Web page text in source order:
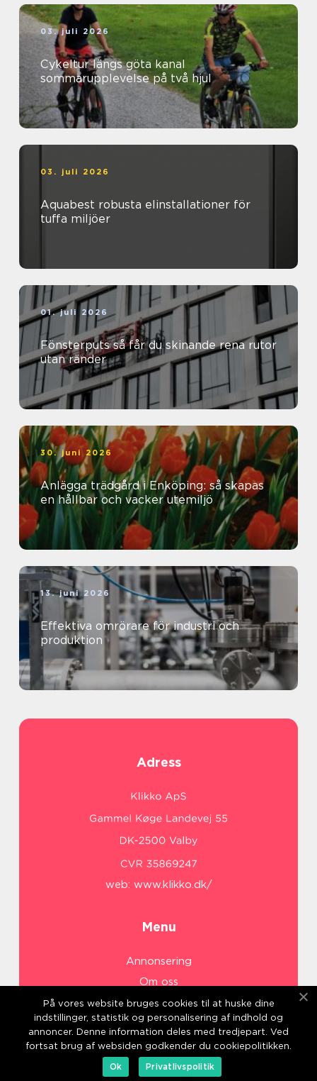
03. juli 2026
Cykeltur längs göta kanal
sommarupplevelse på två hjul
03. juli 2026
Aquabest robusta elinstallationer för
tuffa miljöer
01. juli 2026
Fönsterputs så får du skinande rena rutor
utan ränder
30. juni 2026
Anlägga trädgård i Enköping: så skapas
en hållbar och vacker utemiljö
13. juni 2026
Effektiva omrörare för industri och
produktion
Adress
web: www.klikko.dk/
Menu
Annonsering
Om oss
Cookies
Kontakta oss
Sitemap
På vores website bruges cookies til at huske dine
indstillinger, statistik og personalisering af indhold og
annoncer. Denne information deles med tredjepart. Ved
fortsat brug af websiden godkender du cookiepolitikken.
Ok
Privatlivspolitik